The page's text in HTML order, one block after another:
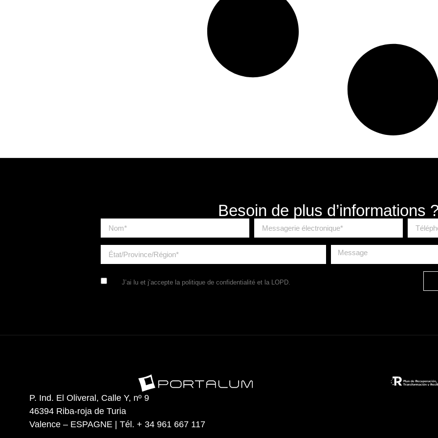
Besoin de plus d’informations
J’ai lu et j’accepte la politique de confidentialitéet la LOPD.
P. Ind. El Oliveral, Calle Y, nº 9
46394 Riba-roja de Turia
Valence – ESPAGNE | Tél. + 34 961 667 117